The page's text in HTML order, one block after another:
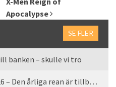
Apocalypse
SE FLER
banken – skulle vi tro
Games Made in Sweden 2026 – Den årliga rean är tillbaka